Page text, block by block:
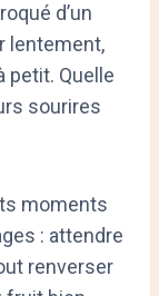
d’un
lentement,
petit. Quelle
sourires
moments
: attendre
renverser